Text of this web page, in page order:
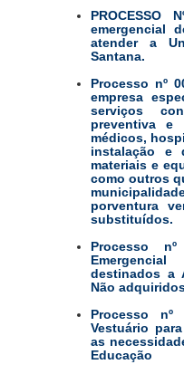
PROCESSO
emergencial
atender a
Santana.
Processo nº
empresa
serviços
preventiva e
médicos,
instalação e
materiais e
como outros
porventura
substituídos.
Processo
destinados a
Não
Processo nº
Vestuário
as
Educação